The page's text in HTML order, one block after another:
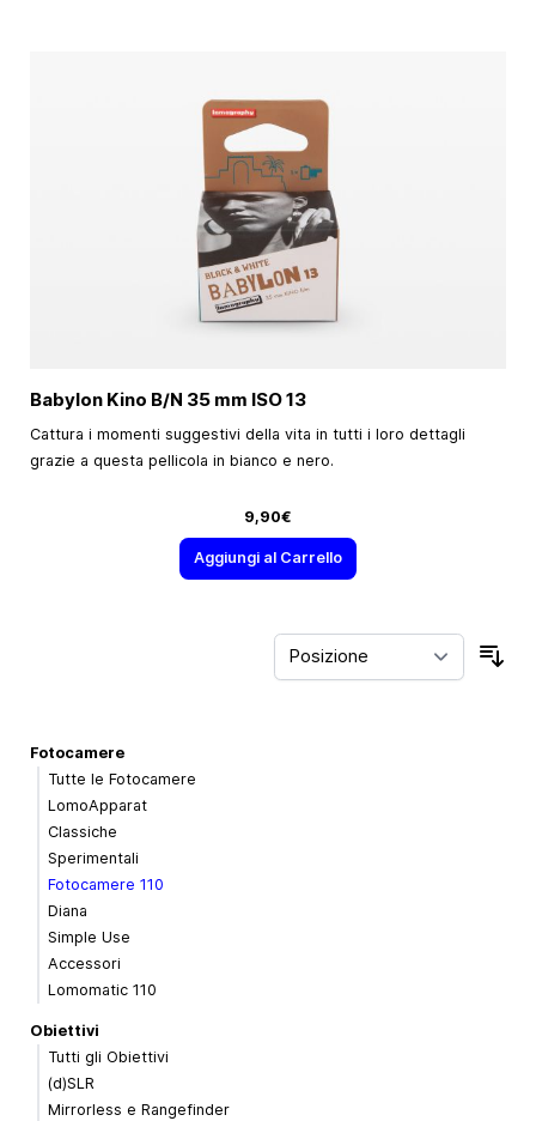
Babylon Kino B/N 35 mm ISO 13
Cattura i momenti suggestivi della vita in tutti i loro dettagli
grazie a questa pellicola in bianco e nero.
9,90€
Aggiungi al Carrello
Fotocamere
Tutte le Fotocamere
LomoApparat
Classiche
Sperimentali
Fotocamere 110
Diana
Simple Use
Accessori
Lomomatic 110
Obiettivi
Tutti gli Obiettivi
(d)SLR
Mirrorless e Rangefinder